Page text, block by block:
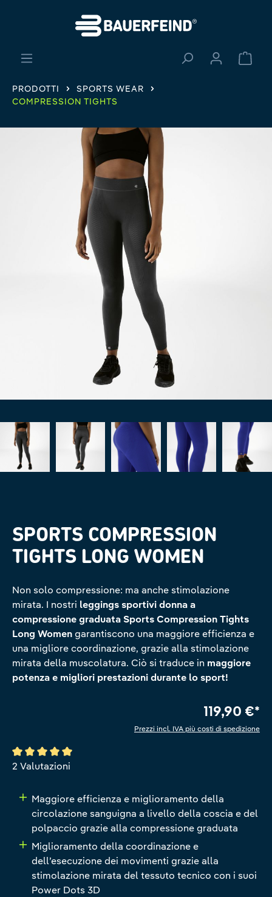
Il
PRODOTTI
SPORTS WEAR
COMPRESSION TIGHTS
SPORTS COMPRESSION
TIGHTS LONG WOMEN
Non solo compressione: ma anche stimolazione
mirata. I nostri leggings sportivi donna a
compressione graduata Sports Compression Tights
Long Womengarantiscono una maggiore efficienza e
una migliore coordinazione, grazie alla stimolazione
mirata della muscolatura. Ciò si traduce in maggiore
potenza e migliori prestazioni durante lo sport!
119,90 €*
Prezzi incl. IVA più costi di spedizione
Valutazione media di 5 su 5 stelle
2 Valutazioni
Maggiore efficienza e miglioramento della
circolazione sanguigna a livello della coscia e del
polpaccio grazie alla compressione graduata
Miglioramento della coordinazione e
dell’esecuzione dei movimenti grazie alla
stimolazione mirata del tessuto tecnico con i suoi
Power Dots 3D